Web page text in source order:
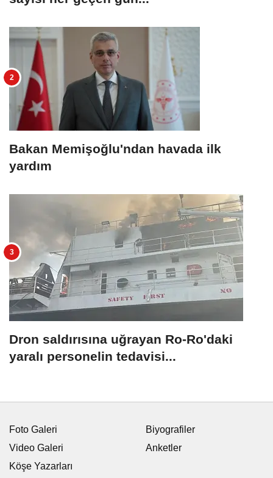
Bakan Memişoğlu'ndan havada ilk
yardım
Dron saldırısına uğrayan Ro-Ro'daki
yaralı personelin tedavisi...
Foto Galeri
Video Galeri
Köşe Yazarları
Biyografiler
Anketler